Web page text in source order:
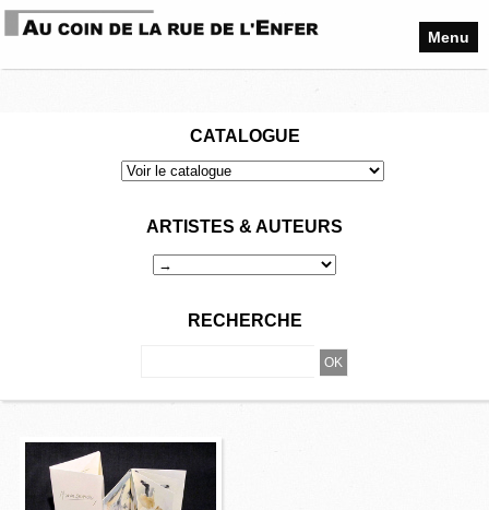
Menu
CATALOGUE
ARTISTES & AUTEURS
RECHERCHE